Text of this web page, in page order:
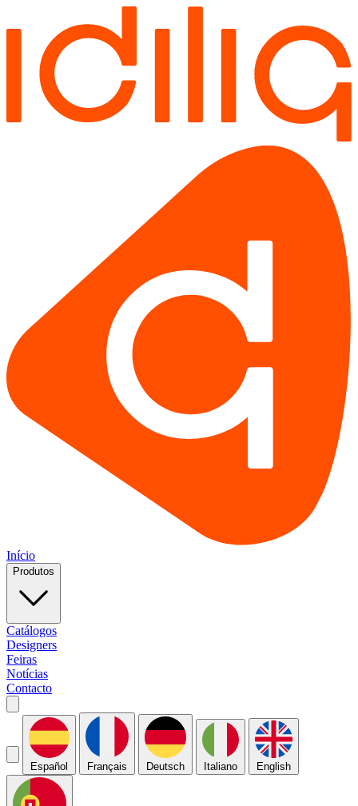
Início
Produtos
Catálogos
Designers
Feiras
Notícias
Contacto
Español Français Deutsch Italiano English